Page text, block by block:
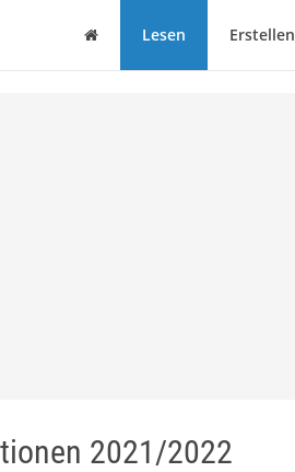
Haus Lesen Erstellen
2021/2022